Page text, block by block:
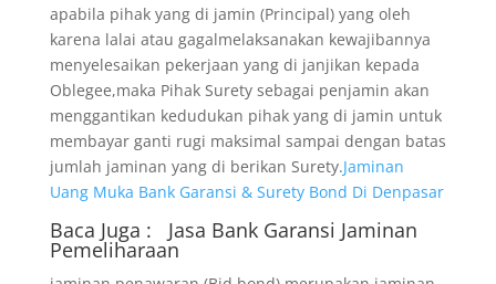
apabila pihak yang di jamin (Principal) yang oleh
karena lalai atau gagalmelaksanakan kewajibannya
menyelesaikan pekerjaan yang di janjikan kepada
Oblegee,maka Pihak Surety sebagai penjamin akan
menggantikan kedudukan pihak yang di jamin untuk
membayar ganti rugi maksimal sampai dengan batas
jumlah jaminan yang di berikan Surety.Jaminan
Uang Muka Bank Garansi & Surety Bond Di Denpasar
Baca Juga : Jasa Bank Garansi Jaminan
Pemeliharaan